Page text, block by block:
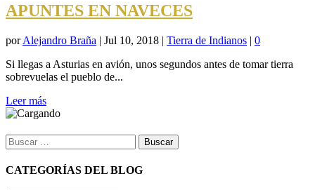
APUNTES EN NAVECES
porAlejandro Braña | Jul 10, 2018 | Tierra de Indianos | 0
Si llegas a Asturias en avión, unos segundos antes de tomar tierra
sobrevuelas el pueblo de...
Leer más
Buscar:
CATEGORÍAS DEL BLOG